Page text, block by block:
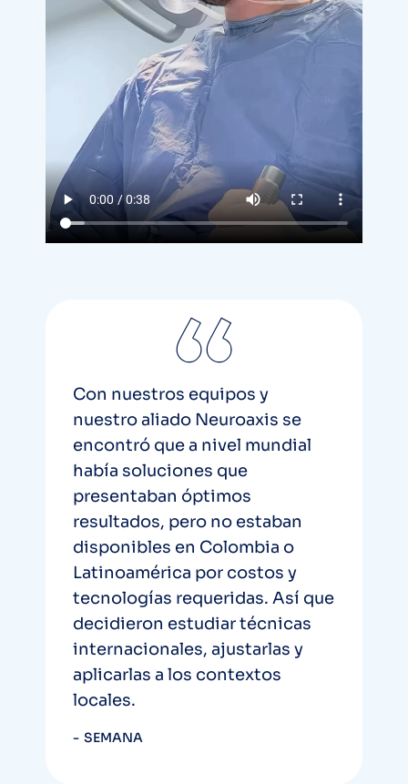
Con nuestros equipos y
nuestro aliado Neuroaxis se
encontró que a nivel mundial
había soluciones que
presentaban óptimos
resultados, pero no estaban
disponibles en Colombia o
Latinoamérica por costos y
tecnologías requeridas. Así que
decidieron estudiar técnicas
internacionales, ajustarlas y
aplicarlas a los contextos
locales.
SEMANA